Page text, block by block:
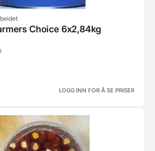
Choice 6x2,84kg
LOGG INN FOR Å SE PRISER